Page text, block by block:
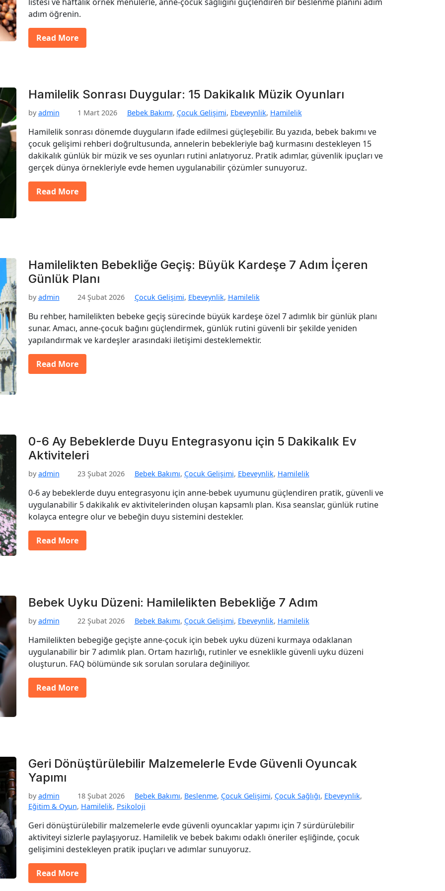
adım öğrenin.
Read More
Hamilelik Sonrası Duygular: 15 Dakikalık Müzik Oyunları
by admin 1 Mart 2026 Bebek Bakımı, Çocuk Gelişimi, Ebeveynlik, Hamilelik
Hamilelik sonrası dönemde duyguların ifade edilmesi güçleşebilir. Bu yazıda, bebek bakımı ve
çocuk gelişimi rehberi doğrultusunda, annelerin bebekleriyle bağ kurmasını destekleyen 15
dakikalık günlük bir müzik ve ses oyunları rutini anlatıyoruz. Pratik adımlar, güvenlik ipuçları ve
gerçek dünya örnekleriyle evde hemen uygulanabilir çözümler sunuyoruz.
Read More
Hamilelikten Bebekliğe Geçiş: Büyük Kardeşe 7 Adım İçeren
Günlük Planı
by admin 24 Şubat 2026 Çocuk Gelişimi, Ebeveynlik, Hamilelik
Bu rehber, hamilelikten bebeke geçiş sürecinde büyük kardeşe özel 7 adımlık bir günlük planı
sunar. Amacı, anne-çocuk bağını güçlendirmek, günlük rutini güvenli bir şekilde yeniden
yapılandırmak ve kardeşler arasındaki iletişimi desteklemektir.
Read More
0-6 Ay Bebeklerde Duyu Entegrasyonu için 5 Dakikalık Ev
Aktiviteleri
by admin 23 Şubat 2026 Bebek Bakımı, Çocuk Gelişimi, Ebeveynlik, Hamilelik
0-6 ay bebeklerde duyu entegrasyonu için anne‑bebek uyumunu güçlendiren pratik, güvenli ve
uygulanabilir 5 dakikalık ev aktivitelerinden oluşan kapsamlı plan. Kısa seanslar, günlük rutine
kolayca entegre olur ve bebeğin duyu sistemini destekler.
Read More
Bebek Uyku Düzeni: Hamilelikten Bebekliğe 7 Adım
by admin 22 Şubat 2026 Bebek Bakımı, Çocuk Gelişimi, Ebeveynlik, Hamilelik
Hamilelikten bebegiğe geçişte anne-çocuk için bebek uyku düzeni kurmaya odaklanan
uygulanabilir bir 7 adımlık plan. Ortam hazırlığı, rutinler ve esneklikle güvenli uyku düzeni
oluşturun. FAQ bölümünde sık sorulan sorulara değiniliyor.
Read More
Geri Dönüştürülebilir Malzemelerle Evde Güvenli Oyuncak
Yapımı
by admin 18 Şubat 2026 Bebek Bakımı, Beslenme, Çocuk Gelişimi, Çocuk Sağlığı, Ebeveynlik,
Eğitim & Oyun, Hamilelik, Psikoloji
Geri dönüştürülebilir malzemelerle evde güvenli oyuncaklar yapımı için 7 sürdürülebilir
aktiviteyi sizlerle paylaşıyoruz. Hamilelik ve bebek bakımı odaklı öneriler eşliğinde, çocuk
gelişimini destekleyen pratik ipuçları ve adımlar sunuyoruz.
Read More